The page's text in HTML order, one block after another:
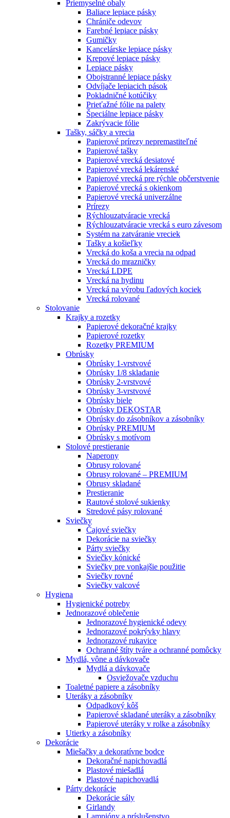
Priemyselné obaly
Baliace lepiace pásky
Chrániče odevov
Farebné lepiace pásky
Gumičky
Kancelárske lepiace pásky
Krepové lepiace pásky
Lepiace pásky
Obojstranné lepiace pásky
Odvíjače lepiacich pások
Pokladničné kotúčiky
Prieťažné fólie na palety
Špeciálne lepiace pásky
Zakrývacie fólie
Tašky, sáčky a vrecia
Papierové prírezy nepremastiteľné
Papierové tašky
Papierové vrecká desiatové
Papierové vrecká lekárenské
Papierové vrecká pre rýchle občerstvenie
Papierové vrecká s okienkom
Papierové vrecká univerzálne
Prírezy
Rýchlouzatváracie vrecká
Rýchlouzatváracie vrecká s euro závesom
Systém na zatváranie vreciek
Tašky a košieľky
Vrecká do koša a vrecia na odpad
Vrecká do mrazničky
Vrecká LDPE
Vrecká na hydinu
Vrecká na výrobu ľadových kociek
Vrecká rolované
Stolovanie
Krajky a rozetky
Papierové dekoračné krajky
Papierové rozetky
Rozetky PREMIUM
Obrúsky
Obrúsky 1-vrstvové
Obrúsky 1/8 skladanie
Obrúsky 2-vrstvové
Obrúsky 3-vrstvové
Obrúsky biele
Obrúsky DEKOSTAR
Obrúsky do zásobníkov a zásobníky
Obrúsky PREMIUM
Obrúsky s motívom
Stolové prestieranie
Naperony
Obrusy rolované
Obrusy rolované – PREMIUM
Obrusy skladané
Prestieranie
Rautové stolové sukienky
Stredové pásy rolované
Sviečky
Čajové sviečky
Dekorácie na sviečky
Párty sviečky
Sviečky kónické
Sviečky pre vonkajšie použitie
Sviečky rovné
Sviečky valcové
Hygiena
Hygienické potreby
Jednorazové oblečenie
Jednorazové hygienické odevy
Jednorazové pokrývky hlavy
Jednorazové rukavice
Ochranné štíty tváre a ochranné pomôcky
Mydlá, vône a dávkovače
Mydlá a dávkovače
Osviežovače vzduchu
Toaletné papiere a zásobníky
Uteráky a zásobníky
Odpadkový kôš
Papierové skladané uteráky a zásobníky
Papierové uteráky v rolke a zásobníky
Utierky a zásobníky
Dekorácie
Miešačky a dekoratívne bodce
Dekoračné napichovadlá
Plastové miešadlá
Plastové napichovadlá
Párty dekorácie
Dekorácie sály
Girlandy
Lampióny a príslušenstvo